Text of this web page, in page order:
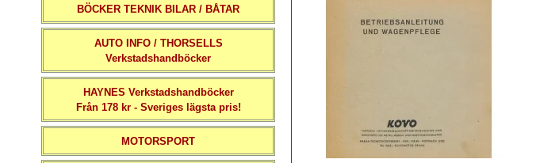
BÖCKER TEKNIK BILAR / BÅTAR
AUTO INFO / THORSELLS
Verkstadshandböcker
HAYNES Verkstadshandböcker
Från 178 kr - Sveriges lägsta pris!
MOTORSPORT